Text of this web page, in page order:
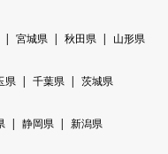
宮城県 秋田県
山形県
県 千葉県
茨城県
静岡県
新潟県